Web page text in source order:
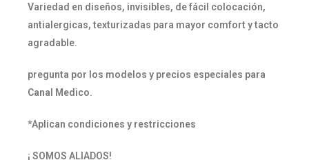
Variedad en diseños, invisibles, de fácil colocación,
antialergicas, texturizadas para mayor comfort y tacto
agradable.
pregunta por los modelos y precios especiales para
Canal Medico.
*Aplican condiciones y restricciones
¡ SOMOS ALIADOS!